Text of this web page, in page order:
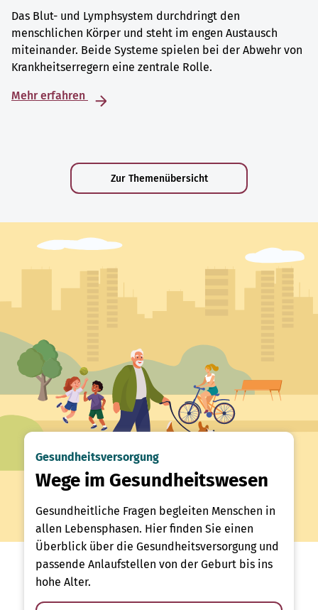
Das Blut- und Lymphsystem durchdringt den
menschlichen Körper und steht im engen Austausch
miteinander. Beide Systeme spielen bei der Abwehr von
Krankheitserregern eine zentrale Rolle.
Mehr erfahren
Zur Themenübersicht
Gesundheitsversorgung
Wege im Gesundheitswesen
Gesundheitliche Fragen begleiten Menschen in
allen Lebensphasen. Hier finden Sie einen
Überblick über die Gesundheitsversorgung und
passende Anlaufstellen von der Geburt bis ins
hohe Alter.